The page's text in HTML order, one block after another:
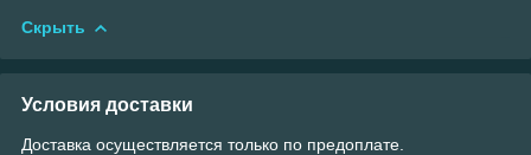
Скрыть
Условия доставки
Доставка осуществляется только по предоплате.